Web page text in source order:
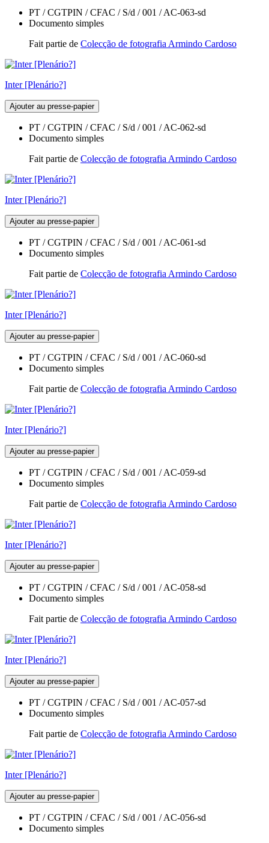
PT / CGTPIN / CFAC / S/d / 001 / AC-063-sd
Documento simples
Fait partie de Colecção de fotografia Armindo Cardoso
Inter [Plenário?]
Ajouter au presse-papier
PT / CGTPIN / CFAC / S/d / 001 / AC-062-sd
Documento simples
Fait partie de Colecção de fotografia Armindo Cardoso
Inter [Plenário?]
Ajouter au presse-papier
PT / CGTPIN / CFAC / S/d / 001 / AC-061-sd
Documento simples
Fait partie de Colecção de fotografia Armindo Cardoso
Inter [Plenário?]
Ajouter au presse-papier
PT / CGTPIN / CFAC / S/d / 001 / AC-060-sd
Documento simples
Fait partie de Colecção de fotografia Armindo Cardoso
Inter [Plenário?]
Ajouter au presse-papier
PT / CGTPIN / CFAC / S/d / 001 / AC-059-sd
Documento simples
Fait partie de Colecção de fotografia Armindo Cardoso
Inter [Plenário?]
Ajouter au presse-papier
PT / CGTPIN / CFAC / S/d / 001 / AC-058-sd
Documento simples
Fait partie de Colecção de fotografia Armindo Cardoso
Inter [Plenário?]
Ajouter au presse-papier
PT / CGTPIN / CFAC / S/d / 001 / AC-057-sd
Documento simples
Fait partie de Colecção de fotografia Armindo Cardoso
Inter [Plenário?]
Ajouter au presse-papier
PT / CGTPIN / CFAC / S/d / 001 / AC-056-sd
Documento simples